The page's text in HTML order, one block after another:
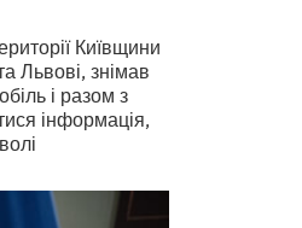
Київщини
Львові, знімав
і разом з
інформація,